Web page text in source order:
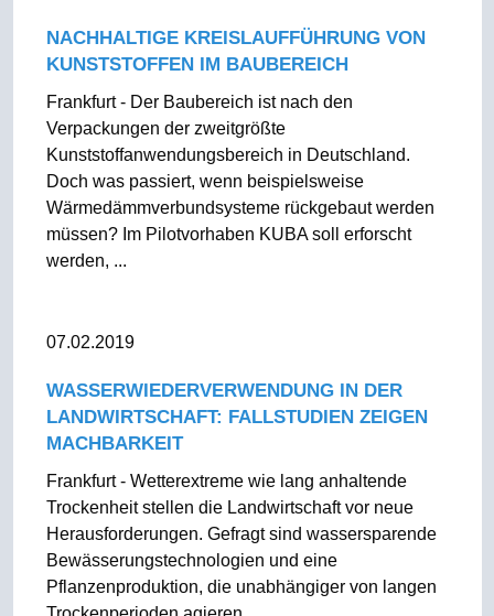
NACHHALTIGE KREISLAUFFÜHRUNG VON
KUNSTSTOFFEN IM BAUBEREICH
Frankfurt - Der Baubereich ist nach den
Verpackungen der zweitgrößte
Kunststoffanwendungsbereich in Deutschland.
Doch was passiert, wenn beispielsweise
Wärmedämmverbundsysteme rückgebaut werden
müssen? Im Pilotvorhaben KUBA soll erforscht
werden, ...
07.02.2019
WASSERWIEDERVERWENDUNG IN DER
LANDWIRTSCHAFT: FALLSTUDIEN ZEIGEN
MACHBARKEIT
Frankfurt - Wetterextreme wie lang anhaltende
Trockenheit stellen die Landwirtschaft vor neue
Herausforderungen. Gefragt sind wassersparende
Bewässerungstechnologien und eine
Pflanzenproduktion, die unabhängiger von langen